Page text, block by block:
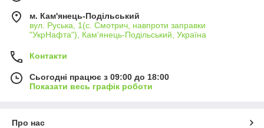
м. Кам'янець-Подільський
вул. Руська, 1(с. Смотрич, навпроти заправки
"УкрНафта"), Кам'янець-Подільський, Україна
Контакти
Сьогодні працює з 09:00 до 18:00
Показати весь графік роботи
Про нас